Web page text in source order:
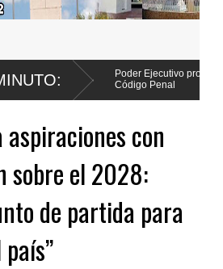
Poder Ejecutivo promulga mejoras al
Código Penal
aspiraciones con
sobre el 2028:
de partida para